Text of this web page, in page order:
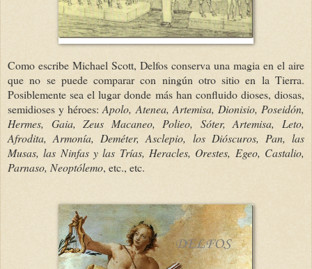
Como escribe Michael Scott, Delfos conserva una magia en el aire
que no se puede comparar con ningún otro sitio en la Tierra.
Posiblemente sea el lugar donde más han confluido dioses, diosas,
semidioses y héroes:Apolo, Atenea, Artemisa, Dionisio, Poseidón,
Hermes, Gaia, Zeus Macaneo, Polieo, Sóter, Artemisa, Leto,
Afrodita, Armonía, Deméter, Asclepio, los Dióscuros, Pan, las
Musas, las Ninfas y las Trías, Heracles, Orestes, Egeo, Castalio,
Parnaso, Neoptólemo, etc., etc.